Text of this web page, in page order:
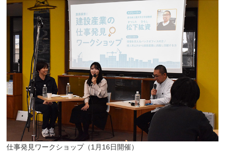
仕事発見ワークショップ（1月16日開催）